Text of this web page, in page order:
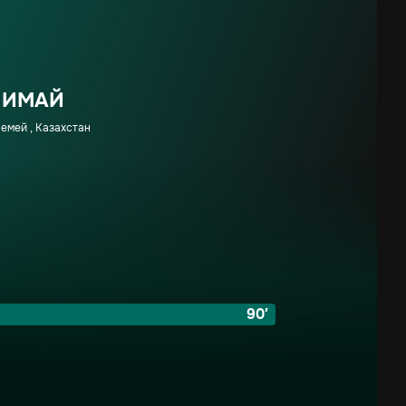
, Казахстан
90′